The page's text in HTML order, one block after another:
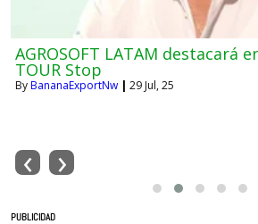
GREMIOS LEVANTAN
MOKO ANTE AVANCE
ENFERMEDAD BACTERIANA
‹ ›
PUBLICIDAD